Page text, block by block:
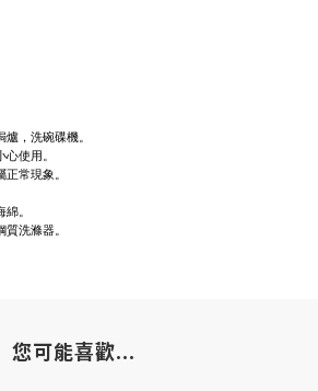
，洗碗碟機。
使用。
常現象。
。
洗滌器。
您可能喜歡...